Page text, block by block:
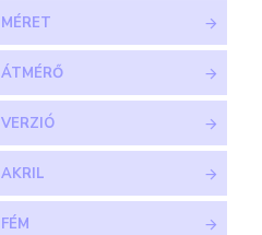
MÉRET
ÁTMÉRŐ
VERZIÓ
AKRIL
FÉM